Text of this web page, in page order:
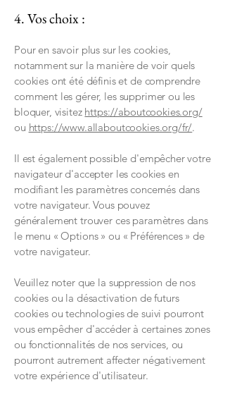
4. Vos choix :
Pour en savoir plus sur les cookies,
notamment sur la manière de voir quels
cookies ont été définis et de comprendre
comment les gérer, les supprimer ou les
bloquer, visitez https://aboutcookies.org/
ou https://www.allaboutcookies.org/fr/.
Il est également possible d'empêcher votre
navigateur d'accepter les cookies en
modifiant les paramètres concernés dans
votre navigateur. Vous pouvez
généralement trouver ces paramètres dans
le menu « Options » ou « Préférences » de
votre navigateur.
Veuillez noter que la suppression de nos
cookies ou la désactivation de futurs
cookies ou technologies de suivi pourront
vous empêcher d'accéder à certaines zones
ou fonctionnalités de nos services, ou
pourront autrement affecter négativement
votre expérience d'utilisateur.